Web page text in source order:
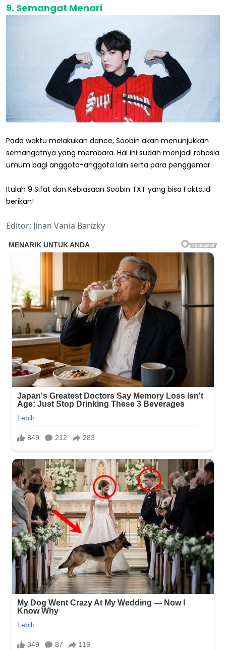
9. Semangat Menari
Pada waktu melakukan dance, Soobin akan menunjukkan
semangatnya yang membara. Hal ini sudah menjadi rahasia
umum bagi anggota-anggota lain serta para penggemar.
Itulah 9 Sifat dan Kebiasaan Soobin TXT yang bisa Fakta.id
berikan!
Editor: Jinan Vania Barizky